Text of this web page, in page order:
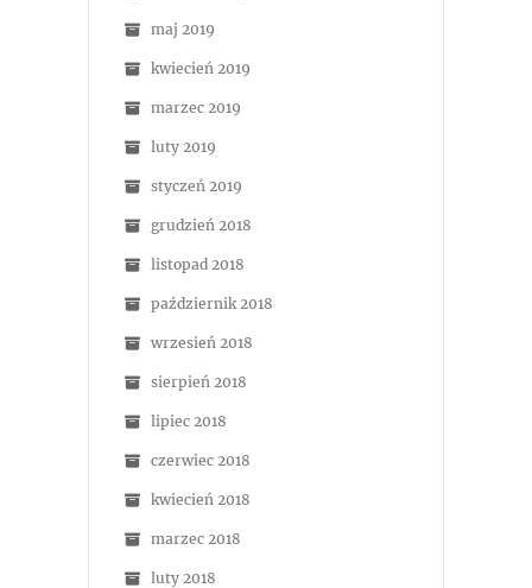
maj 2019
kwiecień 2019
marzec 2019
luty 2019
styczeń 2019
grudzień 2018
listopad 2018
październik 2018
wrzesień 2018
sierpień 2018
lipiec 2018
czerwiec 2018
kwiecień 2018
marzec 2018
luty 2018